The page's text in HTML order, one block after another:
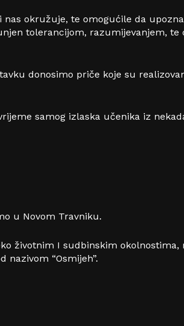
okružuje, te omogućile da
tolerancijom, razumijevanjem,
donosimo priče koje su
samog izlaska učenika iz
u Novom Travniku.
životnim I sudbinskim
“Osmijeh”.